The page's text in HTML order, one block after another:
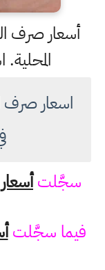
أسعار صرف
اسعار صرف
سجَّلت
فيما سجَّلت